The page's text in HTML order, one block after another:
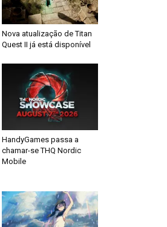
Nova atualização de Titan
Quest II já está disponível
HandyGames passa a
chamar-se THQ Nordic
Mobile